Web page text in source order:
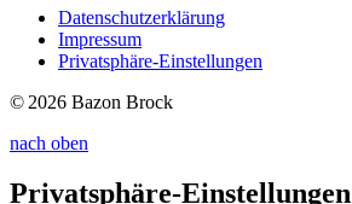
Datenschutzerklärung
Impressum
Privatsphäre-Einstellungen
© 2026 Bazon Brock
nach oben
Privatsphäre-Einstellungen